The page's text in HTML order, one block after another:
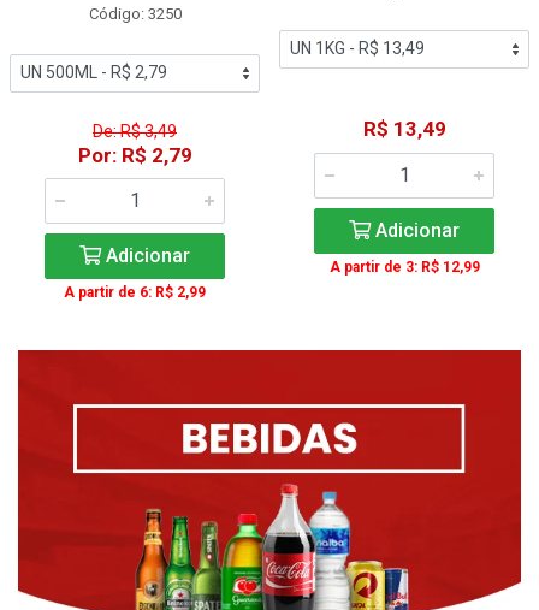
Código: 3250
De: R$ 3,49
Por: R$ 2,79
Adicionar
A partir de 6: R$ 2,99
R$ 13,49
Adicionar
A partir de 3: R$ 12,99